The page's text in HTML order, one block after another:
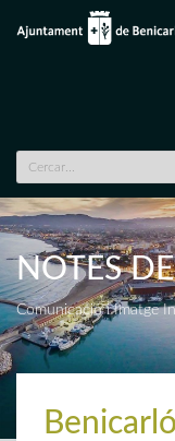
NOTES
Comunicació i Imatge